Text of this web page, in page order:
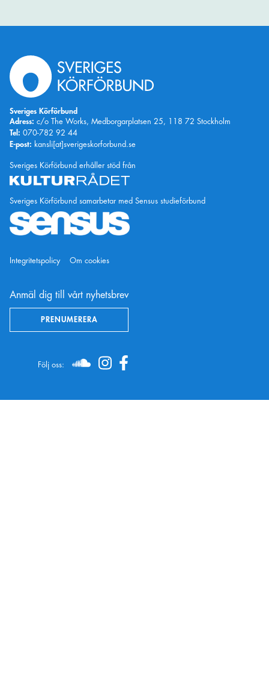
Sveriges Körförbund
Adress: c/o The Works, Medborgarplatsen 25, 118 72 Stockholm
Tel: 070-782 92 44
E-post: kansli[at]sverigeskorforbund.se
Sveriges Körförbund erhåller stöd från
Sveriges Körförbund samarbetar med Sensus studieförbund
Integritetspolicy Om cookies
Anmäl dig till vårt nyhetsbrev
PRENUMERERA
Följ oss: SOUNDCLOUD
INSTAGRAM
FACEBOOK